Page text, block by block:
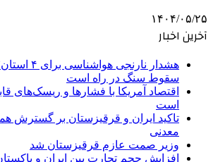
۱۴۰۴/۰۵/۲۵
آخرین اخبار
هشدار
سقوط سنگ در راه است
اقتصاد آمریکا با فشارها و ریسک‌های
است
تاکید ایران و قرقیزستان بر گسترش
معدنی
وزیر صمت عازم قرقیزستان شد